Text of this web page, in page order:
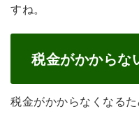
すね。
税金がかからな
税金がかからなくなる